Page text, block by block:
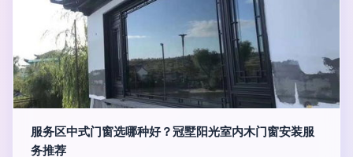
服务区中式门窗选哪种好？冠墅阳光室内木门窗安装服
务推荐